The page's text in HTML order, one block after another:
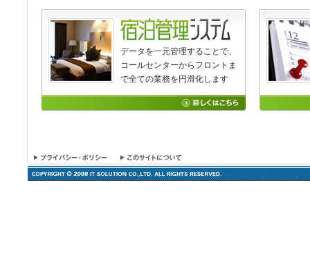
データを一元管理することで、
コールセンターからフロントま
で全ての業務を円滑化します